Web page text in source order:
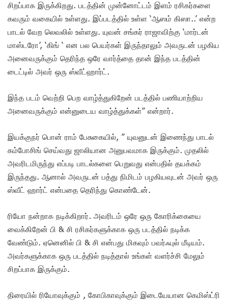
சிறப்பாக இருக்கிறது. படத்தின் முன்னோட்டம் இளம் ரசிகர்களை
கவரும் வகையில் உள்ளது. இப்படத்தில் உள்ள ‘ஆஸம் கிஸா..’ என்ற
பாடல் வேற லெவலில் உள்ளது. யுவன் சங்கர் ராஜாவிற்கு ‘மார்டன்
மாஸ்டரோ’, ‘கிங் ‘ என பல பெயர்கள் இருந்தாலும் அவருடன் பழகிய
அனைவருக்கும் தெரிந்த ஒரே வார்த்தை தான் இந்த படத்தின்
டைட்டில் அவர் ஒரு ஸ்வீட்ஹார்ட்.
இந்த படம் வெற்றி பெற வாழ்த்துகிறேன் படத்தில் பணியாற்றிய
அனைவருக்கும் என்னுடைய வாழ்த்துக்கள்” என்றார்.
இயக்குநர் பொன் ராம் பேசுகையில், ” யுவனுடன் இணைந்து பாடல்
கம்போசிங் செய்வது ஜாலியான அனுபவமாக இருக்கும். முதலில்
அவரிடமிருந்து எப்படி பாடல்களை பெறுவது என்பதில் தயக்கம்
இருந்தது. ஆனால் அவருடன் பத்து நிமிடம் பழகியவுடன் அவர் ஒரு
ஸ்வீட் ஹார்ட் என்பதை தெரிந்து கொண்டேன்.
ரியோ நன்றாக நடிக்கிறார். அவரிடம் ஒரே ஒரு கோரிக்கையை
வைக்கிறேன் பி & சி ரசிகர்களுக்காக ஒரு படத்தில் நடிக்க
வேண்டும். ஏனெனில் பி & சி என்பது மிகவும் பவர்ஃபுல் மீடியம்.
அவர்களுக்காக ஒரு படத்தில் நடித்தால் உங்கள் வளர்ச்சி மேலும்
சிறப்பாக இருக்கும்.
திரையில் ரியோவுக்கும் , கோபிகாவுக்கும் இடையேயான கெமிஸ்ட்ரி